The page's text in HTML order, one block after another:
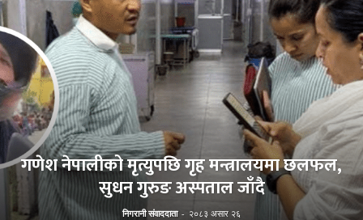
गणेश नेपालीको मृत्युपछि गृह मन्त्रालयमा छलफल,
सुधन गुरुङ अस्पताल जाँदै
निगरानी संवाददाता - २०८३ असार २६